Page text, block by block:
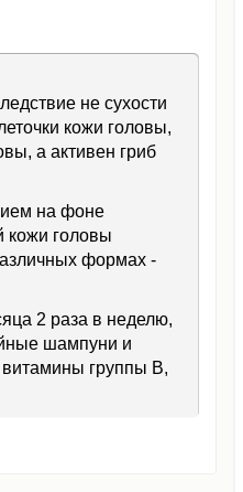
не сухости
кожи головы,
а активен гриб
на фоне
кожи головы
формах -
2 раза в неделю,
шампуни и
витамины группы В,